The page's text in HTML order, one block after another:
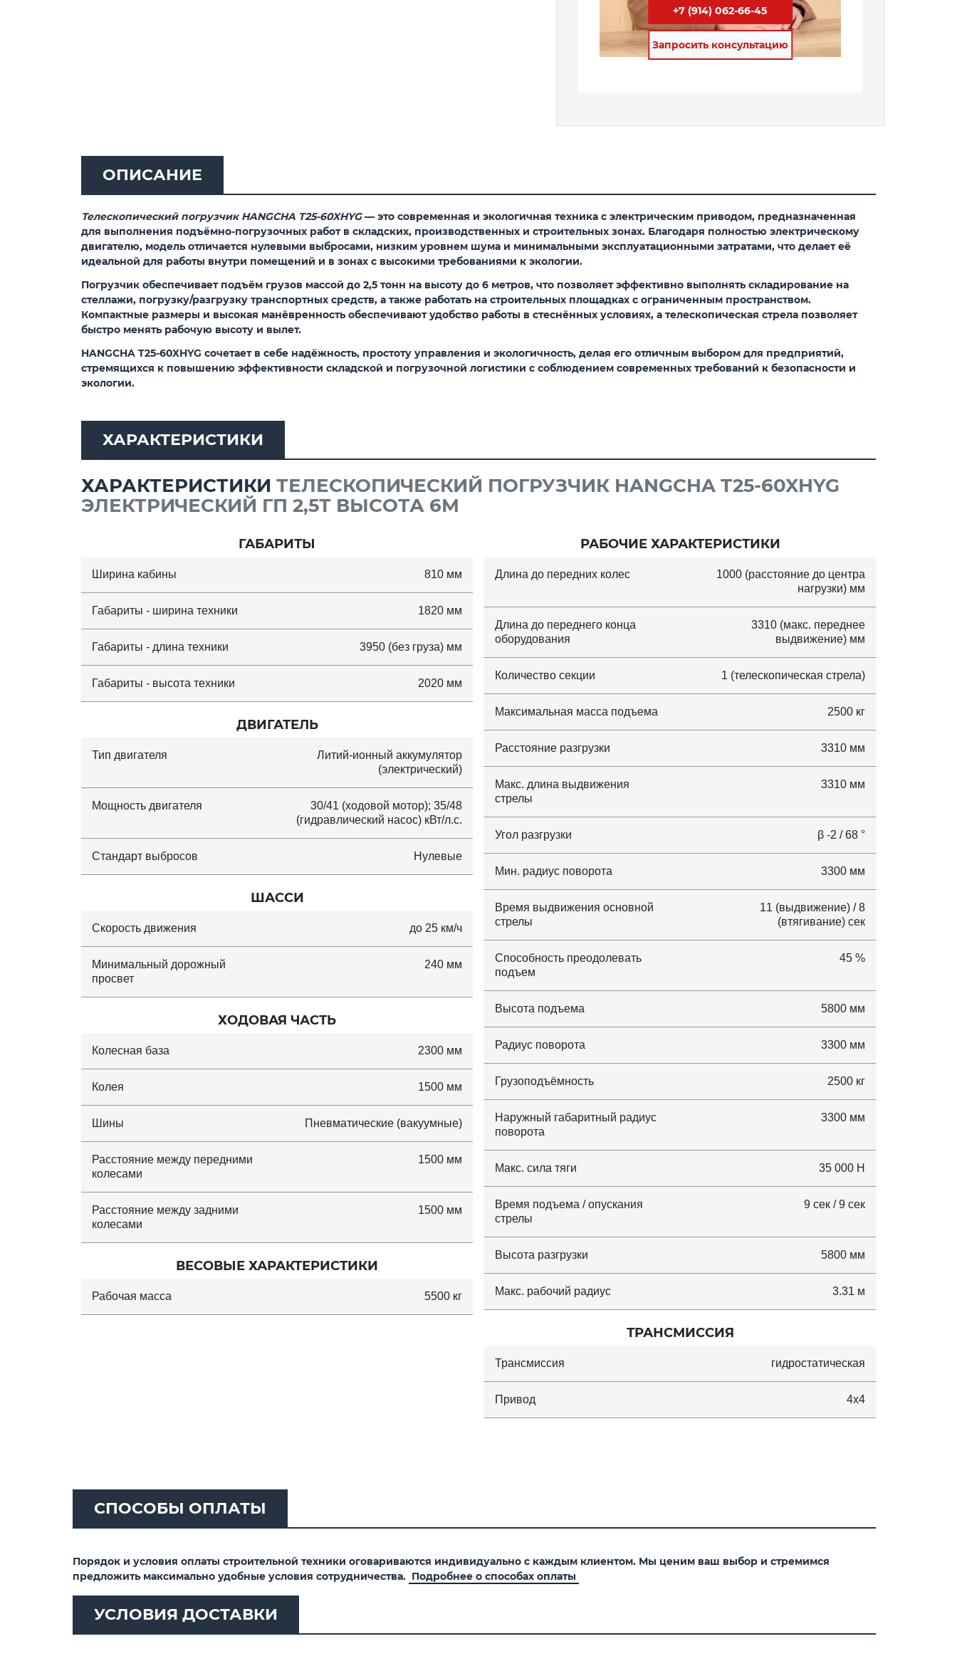
+7 (914) 062-66-45
Запросить консультацию
ОПИСАНИЕ
Телескопический погрузчик HANGCHA T25-60XHYG— это современная и экологичная техника с электрическим приводом, предназначенная
для выполнения подъёмно-погрузочных работ в складских, производственных и строительных зонах. Благодаря полностью электрическому
двигателю, модель отличается нулевыми выбросами, низким уровнем шума и минимальными эксплуатационными затратами, что делает её
идеальной для работы внутри помещений и в зонах с высокими требованиями к экологии.
Погрузчик обеспечивает подъём грузов массой до 2,5 тонн на высоту до 6 метров, что позволяет эффективно выполнять складирование на
стеллажи, погрузку/разгрузку транспортных средств, а также работать на строительных площадках с ограниченным пространством.
Компактные размеры и высокая манёвренность обеспечивают удобство работы в стеснённых условиях, а телескопическая стрела позволяет
быстро менять рабочую высоту и вылет.
HANGCHA T25-60XHYG сочетает в себе надёжность, простоту управления и экологичность, делая его отличным выбором для предприятий,
стремящихся к повышению эффективности складской и погрузочной логистики с соблюдением современных требований к безопасности и
экологии.
ХАРАКТЕРИСТИКИ
ХАРАКТЕРИСТИКИ ТЕЛЕСКОПИЧЕСКИЙ ПОГРУЗЧИК HANGCHA T25-60XHYG
ЭЛЕКТРИЧЕСКИЙ ГП 2,5Т ВЫСОТА 6М
ГАБАРИТЫ
Ширина кабины 810 мм
Габариты - ширина техники 1820 мм
Габариты - длина техники 3950 (без груза) мм
Габариты - высота техники 2020 мм
ДВИГАТЕЛЬ
Тип двигателя
Литий-ионный аккумулятор
(электрический)
Мощность двигателя
30/41 (ходовой мотор); 35/48
(гидравлический насос) кВт/л.с.
Стандарт выбросов Нулевые
ШАССИ
Скорость движения до 25 км/ч
Минимальный дорожный
просвет
240 мм
ХОДОВАЯ ЧАСТЬ
Колесная база 2300 мм
Колея 1500 мм
Шины Пневматические (вакуумные)
Расстояние между передними
колесами
1500 мм
Расстояние между задними
колесами
1500 мм
ВЕСОВЫЕ ХАРАКТЕРИСТИКИ
Рабочая масса 5500 кг
РАБОЧИЕ ХАРАКТЕРИСТИКИ
Длина до передних колес
1000 (расстояние до центра
нагрузки) мм
Длина до переднего конца
оборудования
3310 (макс. переднее
выдвижение) мм
Количество секции 1 (телескопическая стрела)
Максимальная масса подъема 2500 кг
Расстояние разгрузки 3310 мм
Макс. длина выдвижения
стрелы
3310 мм
Угол разгрузки β -2 / 68 °
Мин. радиус поворота 3300 мм
Время выдвижения основной
стрелы
11 (выдвижение) / 8
(втягивание) сек
Способность преодолевать
подъем
45 %
Высота подъема 5800 мм
Радиус поворота 3300 мм
Грузоподъёмность 2500 кг
Наружный габаритный радиус
поворота
3300 мм
Макс. сила тяги 35 000 Н
Время подъема / опускания
стрелы
9 сек / 9 сек
Высота разгрузки 5800 мм
Макс. рабочий радиус 3.31 м
ТРАНСМИССИЯ
Трансмиссия гидростатическая
Привод 4x4
СПОСОБЫ ОПЛАТЫ
Порядок и условия оплаты строительной техники оговариваются индивидуально с каждым клиентом. Мы ценим ваш выбор и стремимся
предложить максимально удобные условия сотрудничества. Подробнее о способах оплаты
УСЛОВИЯ ДОСТАВКИ